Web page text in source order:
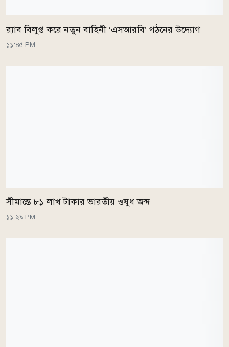
র‌্যাব বিলুপ্ত করে নতুন বাহিনী ‘এসআরবি’ গঠনের উদ্যোগ
১১:৪৫ PM
সীমান্তে ৮১ লাখ টাকার ভারতীয় ওষুধ জব্দ
১১:২৯ PM